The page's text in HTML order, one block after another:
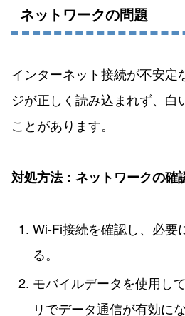
ネットワークの問題
インターネット接続が不安定
ジが正しく読み込まれず、白
ことがあります。
対処方法：ネットワークの確
Wi-Fi接続を確認し、必要
る。
モバイルデータを使用し
リでデータ通信が有効に